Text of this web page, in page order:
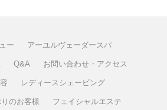
ー アーユルヴェーダースパ
Q&A お問い合わせ・アクセス
レディースシェービング
のお客様 フェイシャルエステ